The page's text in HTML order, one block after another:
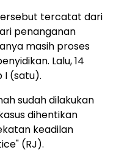
tercatat dari
penanganan
masih proses
Lalu, 14
I (satu).
sudah dilakukan
dihentikan
keadilan
(RJ).